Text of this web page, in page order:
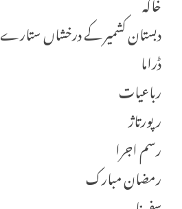
دبستان کشمیر کے درخشاں ستارے
ڈراما
رباعیات
رپورتاژ
رسم اجرا
رمضان مبارک